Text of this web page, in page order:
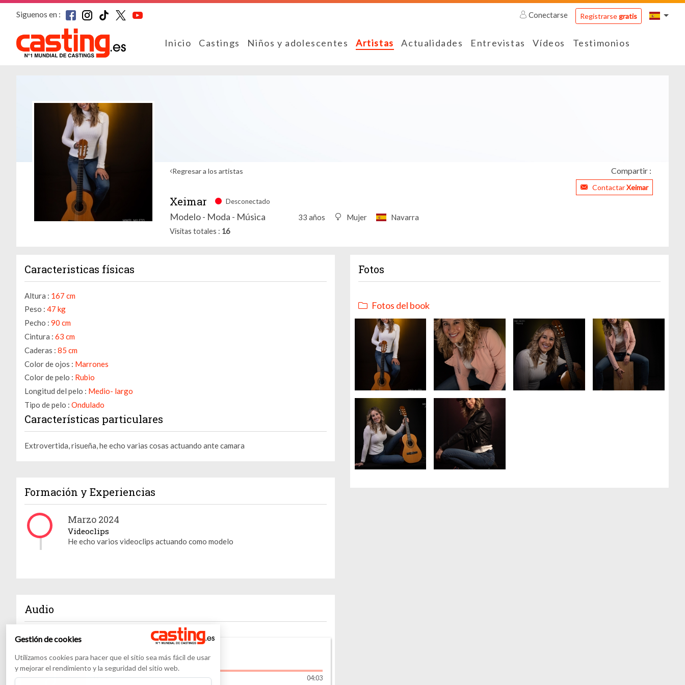
Siguenos en : Conectarse Registrarsegratis
Inicio Castings Niños y adolescentes Artistas Actualidades Entrevistas Vídeos Testimonios
Regresar a los artistas Compartir :
ContactarXeimar
Xeimar Desconectado
Modelo - Moda - Música 33 años Mujer Navarra
Visitas totales 16
Caracteristicas físicas
Altura : 167 cm
Peso : 47 kg
Pecho : 90 cm
Cintura : 63 cm
Caderas : 85 cm
Color de ojos : Marrones
Color de pelo : Rubio
Longitud del pelo : Medio- largo
Tipo de pelo : Ondulado
Características particulares
Extrovertida, risueña, he echo varias cosas actuando ante camara
Formación y Experiencias
Marzo 2024
Videoclips
He echo varios videoclips actuando como modelo
Audio
Amigas
00:00 04:03
Fotos
Fotos del book
Gestión de cookies
Utilizamos cookies para hacer que el sitio sea más fácil de usar
y mejorar el rendimiento y la seguridad del sitio web.